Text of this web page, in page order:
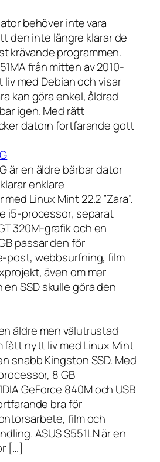
behöver inte vara
den inte längre klarar de
krävande programmen.
från mitten av 2010-
med Debian och visar
kan göra enkel, åldrad
igen. Med rätt
datorn fortfarande gott
är en äldre bärbar dator
enklare
Linux Mint 22.2 ”Zara”.
i5-processor, separat
320M-grafik och en
passar den för
post, webbsurfning, film
även om mer
SSD skulle göra den
äldre men välutrustad
fått nytt liv med Linux Mint
snabb Kingston SSD. Med
8 GB
GeForce 840M och USB
bra för
film och
ASUS S551LN är en
[…]